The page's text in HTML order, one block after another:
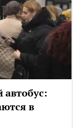
автобус:
в